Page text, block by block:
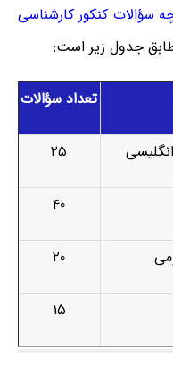
سؤالات کنکور کارشناسی
جدول زیر است:
تعداد سؤالات
۲۵
۴۰
۲۰
۱۵